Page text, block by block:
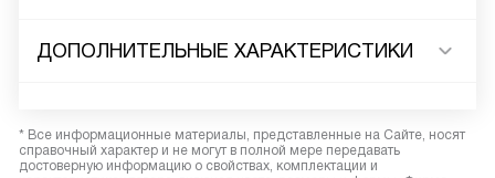
ДОПОЛНИТЕЛЬНЫЕ ХАРАКТЕРИСТИКИ
* Все информационные материалы, представленные на Сайте, носят
справочный характер и не могут в полной мере передавать
достоверную информацию о свойствах, комплектации и